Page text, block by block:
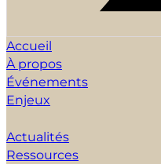
Accueil
À propos
Événements
Enjeux
Actualités
Ressources